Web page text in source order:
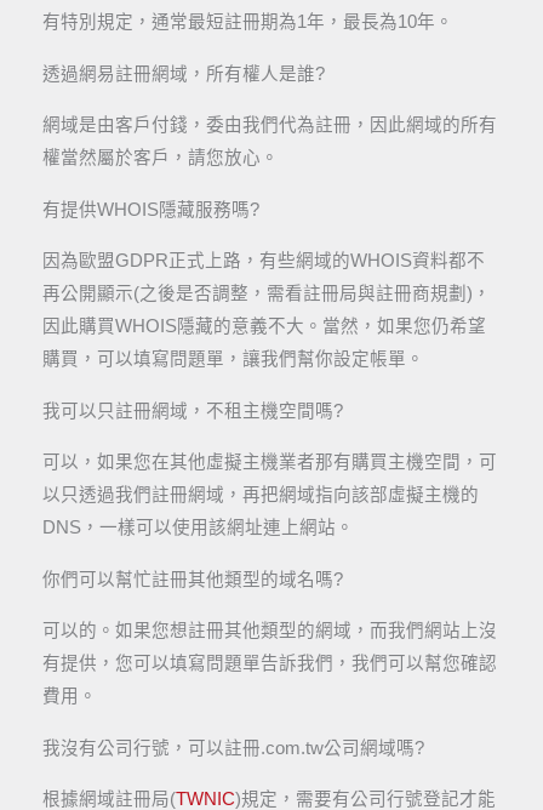
有特別規定，通常最短註冊期為1年，最長為10年。
透過網易註冊網域，所有權人是誰?
網域是由客戶付錢，委由我們代為註冊，因此網域的所有
權當然屬於客戶，請您放心。
有提供WHOIS隱藏服務嗎?
因為歐盟GDPR正式上路，有些網域的WHOIS資料都不
再公開顯示(之後是否調整，需看註冊局與註冊商規劃)，
因此購買WHOIS隱藏的意義不大。當然，如果您仍希望
購買，可以填寫問題單，讓我們幫你設定帳單。
我可以只註冊網域，不租主機空間嗎?
可以，如果您在其他虛擬主機業者那有購買主機空間，可
以只透過我們註冊網域，再把網域指向該部虛擬主機的
DNS，一樣可以使用該網址連上網站。
你們可以幫忙註冊其他類型的域名嗎?
可以的。如果您想註冊其他類型的網域，而我們網站上沒
有提供，您可以填寫問題單告訴我們，我們可以幫您確認
費用。
我沒有公司行號，可以註冊.com.tw公司網域嗎?
根據網域註冊局(TWNIC)規定，需要有公司行號登記才能